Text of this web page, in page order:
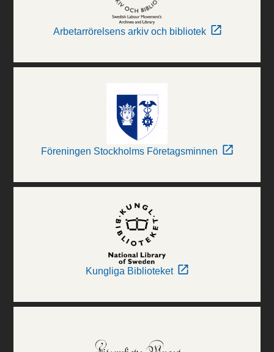
Arbetarrörelsens arkiv och bibliotek
Föreningen Stockholms Företagsminnen
Kungliga Biblioteket